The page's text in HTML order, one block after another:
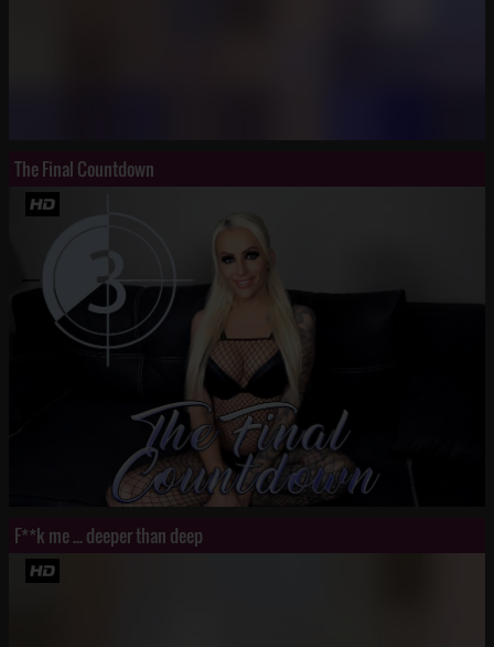
The Final Countdown
F**k me ... deeper than deep